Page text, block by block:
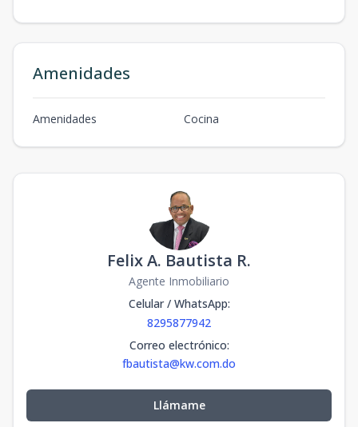
Amenidades
Amenidades Cocina
Felix A. Bautista R.
Agente Inmobiliario
Celular / WhatsApp:
8295877942
Correo electrónico:
fbautista@kw.com.do
Llámame